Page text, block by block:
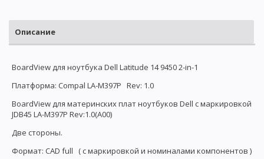
Описание
BoardView для ноутбука Dell Latitude 14 9450 2-in-1
Платформа: Compal LA-M397P Rev: 1.0
BoardView для материнских плат ноутбуков Dell с маркировкой
JDB45 LA-M397P Rev:1.0(A00)
Две стороны.
Формат: CAD full ( с маркировкой и номиналами компонентов )